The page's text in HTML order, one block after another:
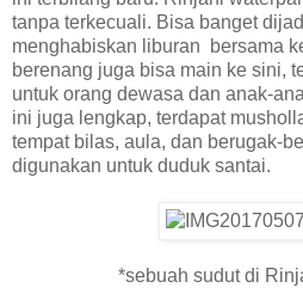
tanpa terkecuali. Bisa banget
menghabiskan liburan bersama
berenang juga bisa main ke sini,
untuk orang dewasa dan anak-
ini juga lengkap, terdapat
tempat bilas, aula, dan berugak-
digunakan untuk duduk santai.
*sebuah sudut di